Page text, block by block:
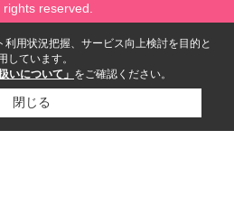
rights reserved.
用状況把握、サービス向上検討を目的と
しています。
いについて」 をご確認ください。
閉じる